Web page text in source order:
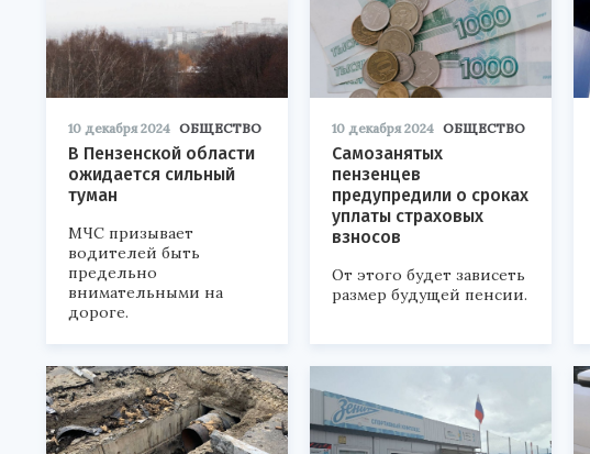
10 декабря 2024 ОБЩЕСТВО
В Пензенской области
ожидается сильный
туман
МЧС призывает
водителей быть
предельно
внимательными на
дороге.
10 декабря 2024 ОБЩЕСТВО
Самозанятых
пензенцев
предупредили о сроках
уплаты страховых
взносов
От этого будет зависеть
размер будущей пенсии.